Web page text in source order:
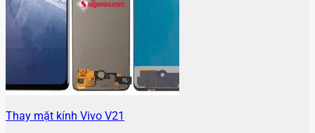
Thay mặt kính Vivo V21